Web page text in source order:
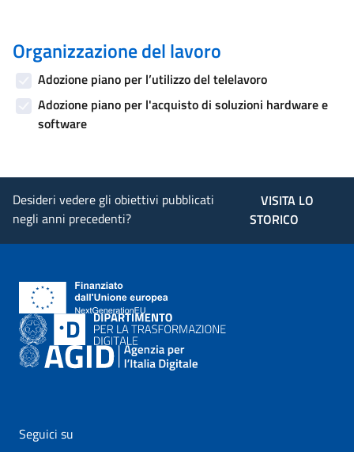
Organizzazione del lavoro
Adozione piano per l’utilizzo del telelavoro
Adozione piano per l'acquisto di soluzioni hardware e
software
Desideri vedere gli obiettivi pubblicati
negli anni precedenti?
VISITA LO
STORICO
Seguici su